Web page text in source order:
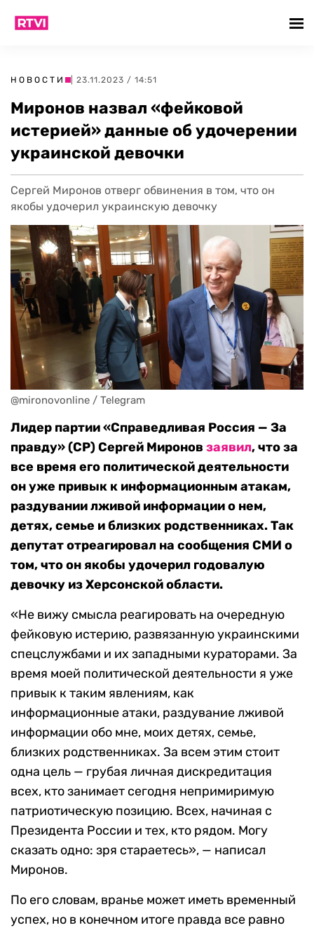
НОВОСТИ | 23.11.2023 / 14:51
Миронов назвал «фейковой
истерией» данные об удочерении
украинской девочки
Сергей Миронов отверг обвинения в том, что он
якобы удочерил украинскую девочку
@mironovonline / Telegram
Лидер партии «Справедливая Россия — За
правду» (СР) Сергей Миронов заявил, что за
все время его политической деятельности
он уже привык к информационным атакам,
раздувании лживой информации о нем,
детях, семье и близких родственниках. Так
депутат отреагировал на сообщения СМИ о
том, что он якобы удочерил годовалую
девочку из Херсонской области.
«Не вижу смысла реагировать на очередную
фейковую истерию, развязанную украинскими
спецслужбами и их западными кураторами. За
время моей политической деятельности я уже
привык к таким явлениям, как
информационные атаки, раздувание лживой
информации обо мне, моих детях, семье,
близких родственниках. За всем этим стоит
одна цель — грубая личная дискредитация
всех, кто занимает сегодня непримиримую
патриотическую позицию. Всех, начиная с
Президента России и тех, кто рядом. Могу
сказать одно: зря стараетесь», — написал
Миронов.
По его словам, вранье может иметь временный
успех, но в конечном итоге правда все равно